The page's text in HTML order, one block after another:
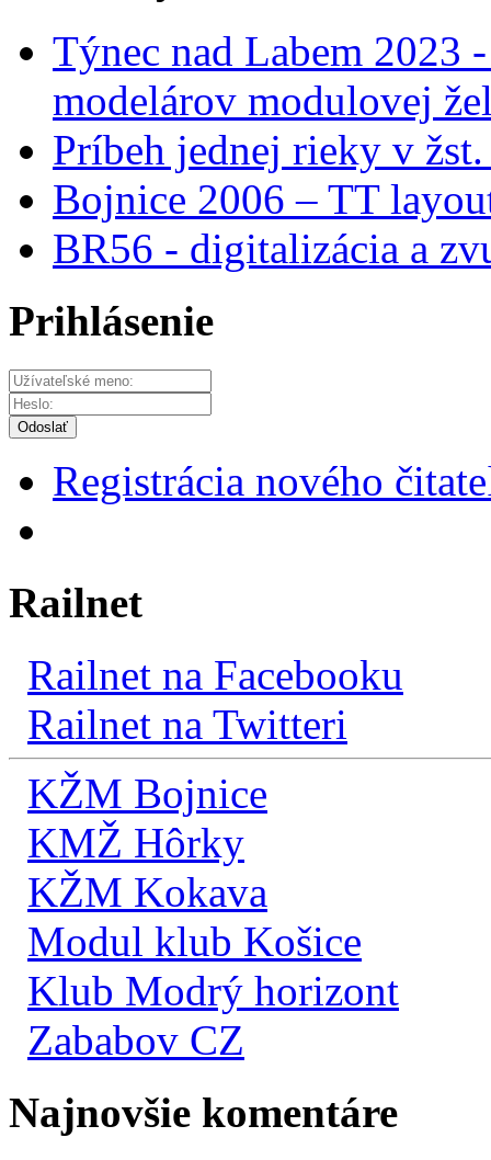
Týnec nad Labem 2023
modelárov modulovej
Príbeh jednej rieky v žst.
Bojnice 2006 – TT
BR56 - digitalizácia a
Prihlásenie
Odoslať
Registrácia nového
Railnet
Railnet na Facebooku
Railnet na Twitteri
KŽM Bojnice
KMŽ Hôrky
KŽM Kokava
Modul klub Košice
Klub Modrý horizont
Zababov CZ
Najnovšie komentáre